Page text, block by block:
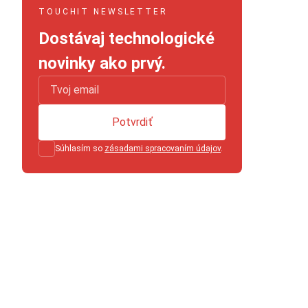
TOUCHIT NEWSLETTER
Dostávaj technologické
novinky ako prvý.
Súhlasím so zásadami spracovaním údajov.
Potvrdiť